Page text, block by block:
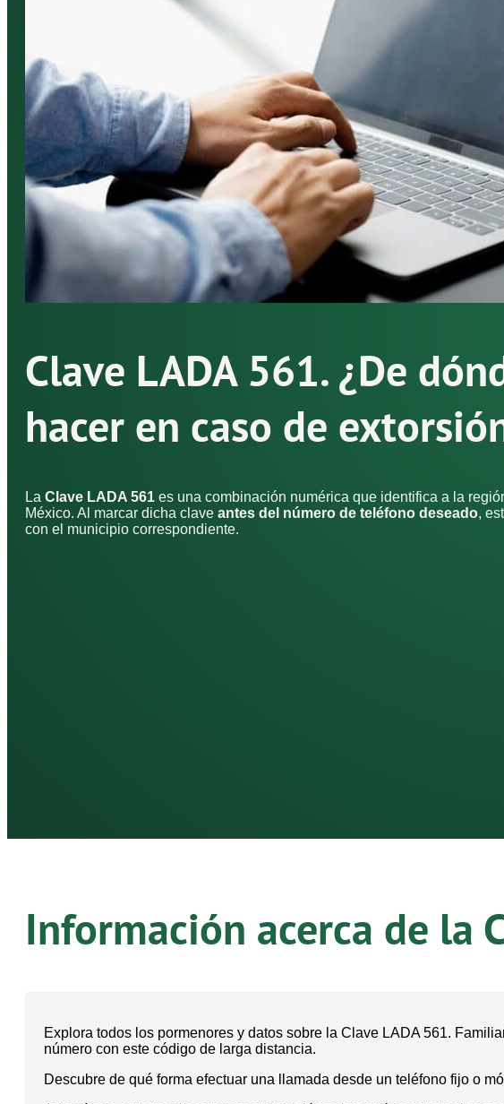
Clave LADA 561. ¿De
hacer en caso de
La Clave LADA 561 es una combinación numérica que identifica a la
México. Al marcar dicha clave antes del número de teléfono deseado,
con el municipio correspondiente.
Información acerca de la
Explora todos los pormenores y datos sobre la Clave LADA 561.
número con este código de larga distancia.
Descubre de qué forma efectuar una llamada desde un teléfono fijo o